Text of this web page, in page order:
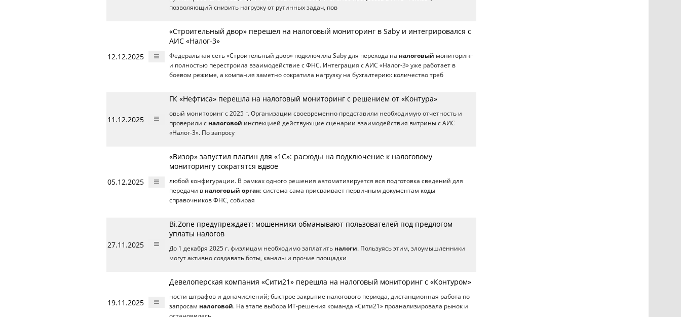
позволяющий снизить нагрузку от рутинных задач, пов
12.12.2025
«Строительный двор» перешел на налоговый мониторинг в Saby и интегрировался с
АИС «Налог-3»
Федеральная сеть «Строительный двор» подключила Saby для перехода на налоговый мониторинг
и полностью перестроила взаимодействие с ФНС. Интеграция с АИС «Налог-3» уже работает в
боевом режиме, а компания заметно сократила нагрузку на бухгалтерию: количество треб
11.12.2025
ГК «Нефтиса» перешла на налоговый мониторинг с решением от «Контура»
овый мониторинг с 2025 г. Организации своевременно представили необходимую отчетность и
проверили с налоговой инспекцией действующие сценарии взаимодействия витрины с АИС
«Налог-3». По запросу
05.12.2025
«Визор» запустил плагин для «1С»: расходы на подключение к налоговому
мониторингу сократятся вдвое
любой конфигурации. В рамках одного решения автоматизируется вся подготовка сведений для
передачи в налоговый орган: система сама присваивает первичным документам коды
справочников ФНС, собирая
27.11.2025
Bi.Zone предупреждает: мошенники обманывают пользователей под предлогом
уплаты налогов
До 1 декабря 2025 г. физлицам необходимо заплатить налоги. Пользуясь этим, злоумышленники
могут активно создавать боты, каналы и прочие площадки
19.11.2025
Девелоперская компания «Сити21» перешла на налоговый мониторинг с «Контуром»
ности штрафов и доначислений; быстрое закрытие налогового периода, дистанционная работа по
запросам налоговой. На этапе выбора ИT-решения команда «Сити21» проанализировала рынок и